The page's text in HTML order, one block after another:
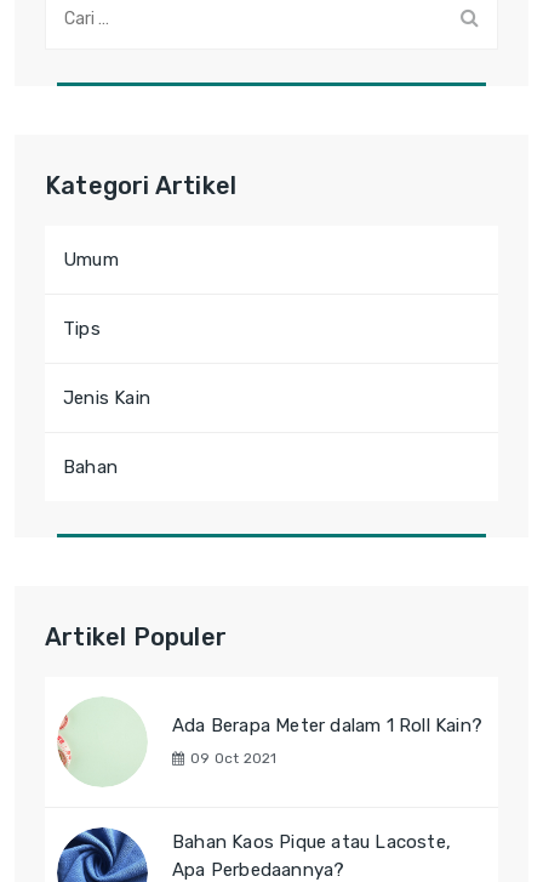
Kategori Artikel
Umum
Tips
Jenis Kain
Bahan
Artikel Populer
Ada Berapa Meter dalam 1 Roll Kain?
09 Oct 2021
Bahan Kaos Pique atau Lacoste,
Apa Perbedaannya?